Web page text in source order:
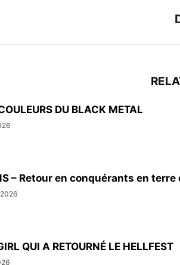
DU BLACK METAL
– Retour en conquérants en
QUI A RETOURNÉ LE HELLFEST